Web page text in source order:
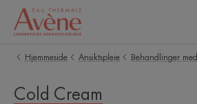
Hjemmeside Ansiktspleie Behandlinger
Cold Cream